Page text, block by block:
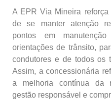
A EPR Via Mineira
de se manter atenção
pontos em
orientações de trânsito,
condutores e de todos os
Assim, a concessionária
a melhoria contínua da
gestão responsável e